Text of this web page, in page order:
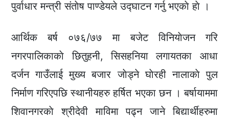
पुर्वाधार मन्त्री संताेष पाण्डेयले उद्घाटन गर्नु भएकाे हाे ।
आर्थिक बर्ष ०७६/७७ मा बजेट विनियाेजन गरि
नगरपालिकाकाे छितुहनी, सिसहनिया लगायतका आधा
दर्जन गाउँलाई मुख्य बजार जाेड्ने घाेरही नालाकाे पुल
निर्माण गरिएपछि स्थानीयहरु हर्षित भएका छन । बर्षायाममा
शिवानगरकाे श्रीदेवी माविमा पढ्न जाने बिद्यार्थीहरुमा